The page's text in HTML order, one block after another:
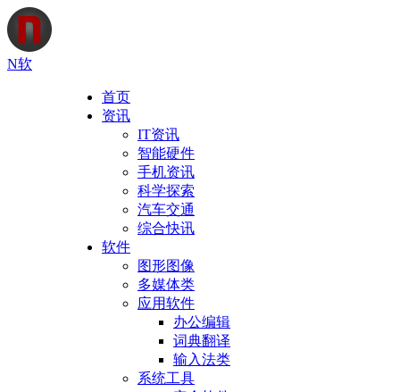
N软
首页
资讯
IT资讯
智能硬件
手机资讯
科学探索
汽车交通
综合快讯
软件
图形图像
多媒体类
应用软件
办公编辑
词典翻译
输入法类
系统工具